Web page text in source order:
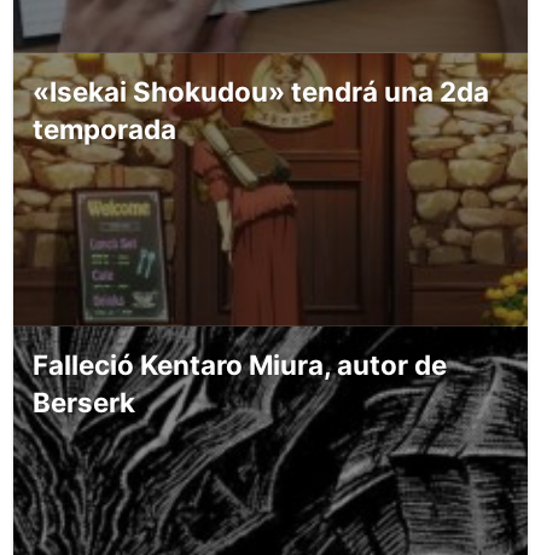
«Isekai Shokudou» tendrá una 2da
temporada
Falleció Kentaro Miura, autor de
Berserk